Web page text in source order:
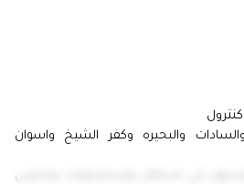
والبحيره وكفر الشيخ واسوان
سلسيون في مساكن ومستشفيات ومدارس